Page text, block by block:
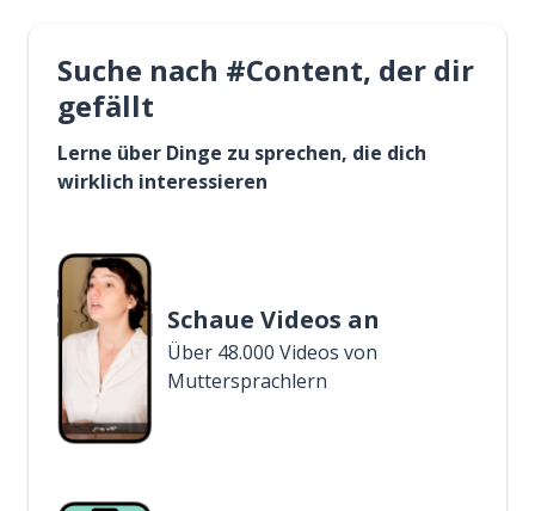
Suche nach #Content, der dir
gefällt
Lerne über Dinge zu sprechen, die dich
wirklich interessieren
Schaue Videos an
Über 48.000 Videos von
Muttersprachlern